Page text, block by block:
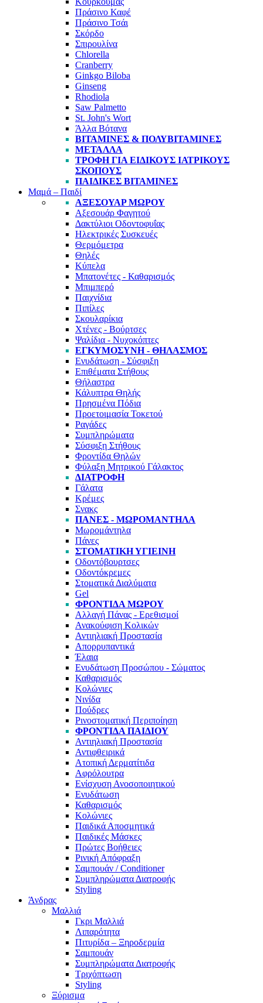
Πράσινο Καφέ
Πράσινο Τσάι
Σκόρδο
Σπιρουλίνα
Chlorella
Cranberry
Ginkgo Biloba
Ginseng
Rhodiola
Saw Palmetto
St. John's Wort
Άλλα Βότανα
ΒΙΤΑΜΊΝΕΣ & ΠΟΛΥΒΙΤΑΜΊΝΕΣ
ΜΈΤΑΛΛΑ
ΤΡΟΦΉ ΓΙΑ ΕΙΔΙΚΟΎΣ ΙΑΤΡΙΚΟΎΣ
ΣΚΟΠΟΎΣ
ΠΑΙΔΙΚΈΣ ΒΙΤΑΜΊΝΕΣ
Μαμά – Παιδί
ΑΞΕΣΟΥΆΡ ΜΩΡΟΎ
Αξεσουάρ Φαγητού
Δακτύλιοι Οδοντοφυΐας
Ηλεκτρικές Συσκευές
Θερμόμετρα
Θηλές
Κύπελα
Μπατονέτες - Καθαρισμός
Μπιμπερό
Παιχνίδια
Πιπίλες
Σκουλαρίκια
Χτένες - Βούρτσες
Ψαλίδια - Νυχοκόπτες
ΕΓΚΥΜΟΣΎΝΗ - ΘΗΛΑΣΜΌΣ
Ενυδάτωση - Σύσφιξη
Επιθέματα Στήθους
Θήλαστρα
Κάλυπτρα Θηλής
Πρησμένα Πόδια
Προετοιμασία Τοκετού
Ραγάδες
Συμπληρώματα
Σύσφιξη Στήθους
Φροντίδα Θηλών
Φύλαξη Μητρικού Γάλακτος
ΔΙΑΤΡΟΦΉ
Γάλατα
Κρέμες
Σνακς
ΠΆΝΕΣ - ΜΩΡΟΜΆΝΤΗΛΑ
Μωρομάντηλα
Πάνες
ΣΤΟΜΑΤΙΚΉ ΥΓΙΕΙΝΉ
Οδοντόβουρτσες
Οδοντόκρεμες
Στοματικά Διαλύματα
Gel
ΦΡΟΝΤΊΔΑ ΜΩΡΟΎ
Αλλαγή Πάνας - Ερεθισμοί
Ανακούφιση Κολικών
Αντιηλιακή Προστασία
Απορρυπαντικά
Έλαια
Ενυδάτωση Προσώπου - Σώματος
Καθαρισμός
Κολώνιες
Νινίδα
Πούδρες
Ρινοστοματική Περιποίηση
ΦΡΟΝΤΊΔΑ ΠΑΙΔΙΟΎ
Αντιηλιακή Προστασία
Αντιφθειρικά
Ατοπική Δερματίτιδα
Αφρόλουτρα
Ενίσχυση Ανοσοποιητικού
Ενυδάτωση
Καθαρισμός
Κολώνιες
Παιδικά Αποσμητικά
Παιδικές Μάσκες
Πρώτες Βοήθειες
Ρινική Απόφραξη
Σαμπουάν / Conditioner
Συμπληρώματα Διατροφής
Styling
Άνδρας
Μαλλιά
Γκρι Μαλλιά
Λιπαρότητα
Πιτυρίδα – Ξηροδερμία
Σαμπουάν
Συμπληρώματα Διατροφής
Τριχόπτωση
Styling
Ξύρισμα